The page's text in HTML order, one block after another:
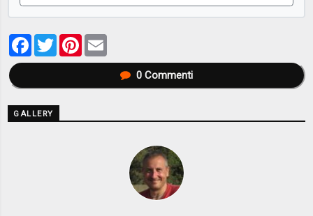
Facebook
TwitterPinterest
0Commenti
GALLERY